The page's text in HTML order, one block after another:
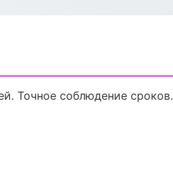
Точное соблюдение сроков.